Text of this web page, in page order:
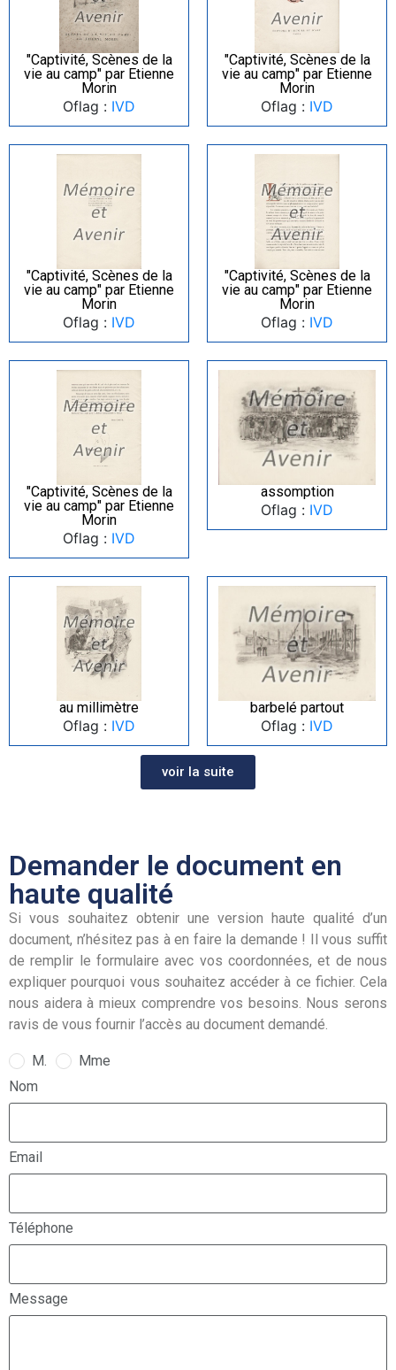
"Captivité, Scènes de la
vie au camp" par Etienne
Morin
Oflag : IVD
"Captivité, Scènes de la
vie au camp" par Etienne
Morin
Oflag : IVD
"Captivité, Scènes de la
vie au camp" par Etienne
Morin
Oflag : IVD
"Captivité, Scènes de la
vie au camp" par Etienne
Morin
Oflag : IVD
"Captivité, Scènes de la
vie au camp" par Etienne
Morin
Oflag : IVD
assomption
Oflag : IVD
au millimètre
Oflag : IVD
barbelé partout
Oflag : IVD
voir la suite
Demander le document en
haute qualité
Si vous souhaitez obtenir une version haute qualité d’un
document, n’hésitez pas à en faire la demande ! Il vous suffit
de remplir le formulaire avec vos coordonnées, et de nous
expliquer pourquoi vous souhaitez accéder à ce fichier. Cela
nous aidera à mieux comprendre vos besoins. Nous serons
ravis de vous fournir l’accès au document demandé.
M.
Mme
Nom
Email
Téléphone
Message